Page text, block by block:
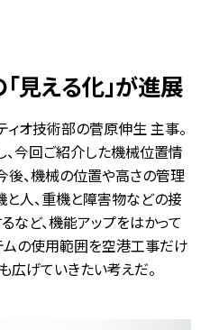
見える化」が進展
ィオ技術部の菅原伸生 主事。
今回ご紹介した機械位置情
後、機械の位置や高さの管理
と人、重機と障害物などの接
など、機能アップをはかって
ムの使用範囲を空港工事だけ
広げていきたい考えだ。